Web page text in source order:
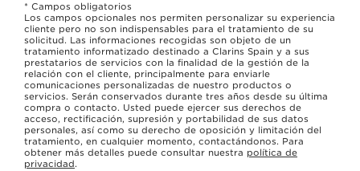
* Campos obligatorios
Los campos opcionales nos permiten personalizar su experiencia
cliente pero no son indispensables para el tratamiento de su
solicitud. Las informaciones recogidas son objeto de un
tratamiento informatizado destinado a Clarins Spain y a sus
prestatarios de servicios con la finalidad de la gestión de la
relación con el cliente, principalmente para enviarle
comunicaciones personalizadas de nuestro productos o
servicios. Serán conservados durante tres años desde su última
compra o contacto. Usted puede ejercer sus derechos de
acceso, rectificación, supresión y portabilidad de sus datos
personales, así como su derecho de oposición y limitación del
tratamiento, en cualquier momento, contactándonos. Para
obtener más detalles puede consultar nuestra política de
privacidad.